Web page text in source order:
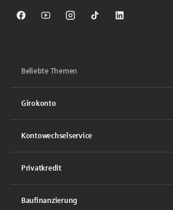
Sparkasse auf Facebook
Sparkasse auf Youtube
Sparkasse auf Instagram
Sparkasse auf TikTok
Sparkasse auf
Beliebte Themen
Girokonto
Kontowechselservice
Privatkredit
Baufinanzierung